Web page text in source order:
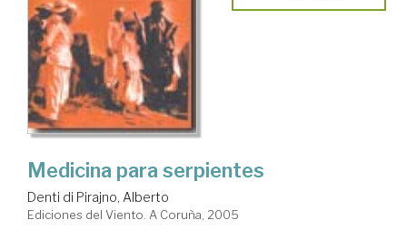
Medicina para serpientes
Denti di Pirajno, Alberto
Ediciones del Viento. A Coruña, 2005